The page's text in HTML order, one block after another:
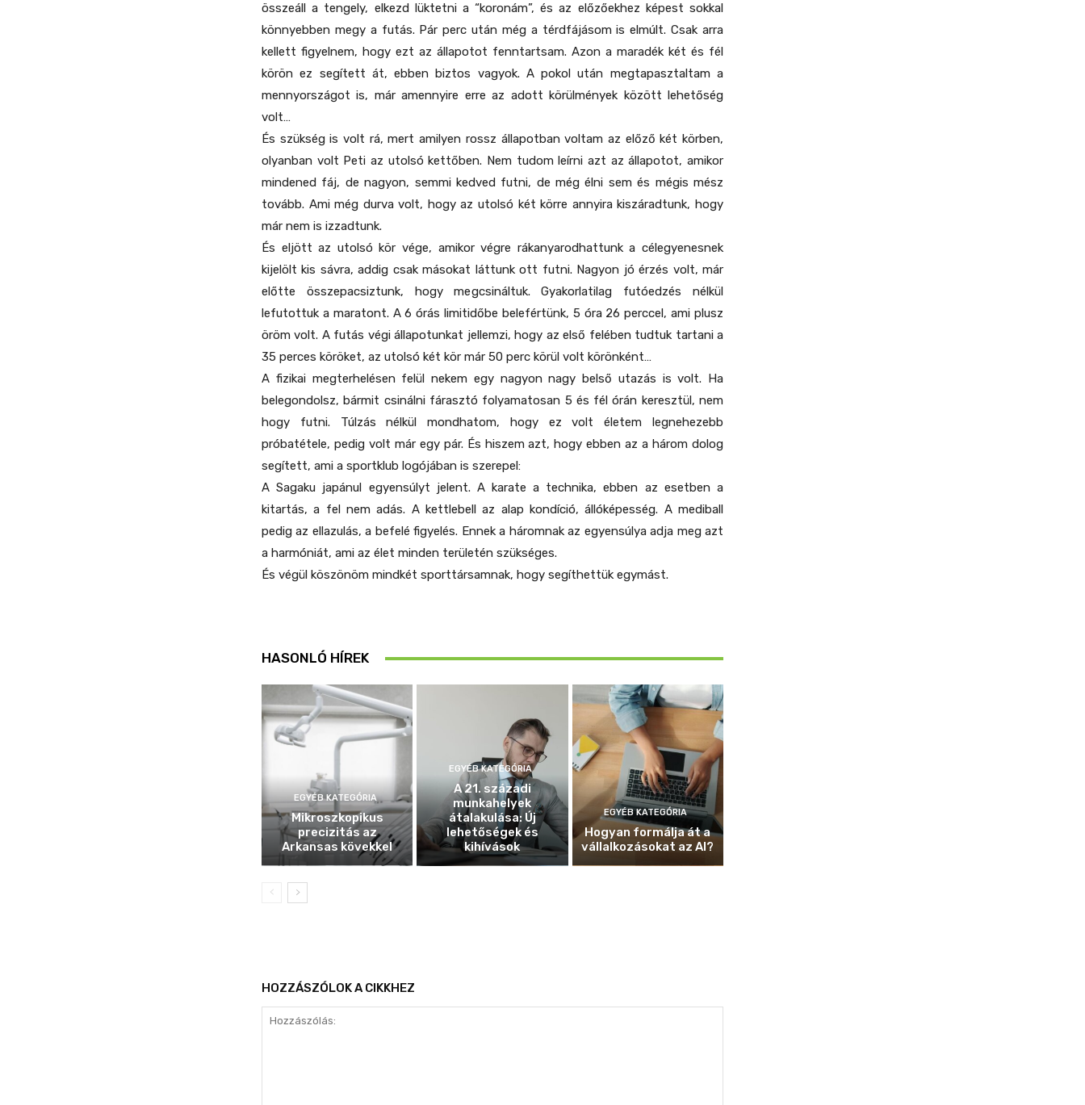
összeáll a tengely, elkezd lüktetni a “koronám”, és az előzőekhez képest sokkal
könnyebben megy a futás. Pár perc után még a térdfájásom is elmúlt. Csak arra
kellett figyelnem, hogy ezt az állapotot fenntartsam. Azon a maradék két és fél
körön ez segített át, ebben biztos vagyok. A pokol után megtapasztaltam a
mennyországot is, már amennyire erre az adott körülmények között lehetőség
volt…
És szükség is volt rá, mert amilyen rossz állapotban voltam az előző két körben,
olyanban volt Peti az utolsó kettőben. Nem tudom leírni azt az állapotot, amikor
mindened fáj, de nagyon, semmi kedved futni, de még élni sem és mégis mész
tovább. Ami még durva volt, hogy az utolsó két körre annyira kiszáradtunk, hogy
már nem is izzadtunk.
És eljött az utolsó kör vége, amikor végre rákanyarodhattunk a célegyenesnek
kijelölt kis sávra, addig csak másokat láttunk ott futni. Nagyon jó érzés volt, már
előtte összepacsiztunk, hogy megcsináltuk. Gyakorlatilag futóedzés nélkül
lefutottuk a maratont. A 6 órás limitidőbe belefértünk, 5 óra 26 perccel, ami plusz
öröm volt. A futás végi állapotunkat jellemzi, hogy az első felében tudtuk tartani a
35 perces köröket, az utolsó két kör már 50 perc körül volt körönként…
A fizikai megterhelésen felül nekem egy nagyon nagy belső utazás is volt. Ha
belegondolsz, bármit csinálni fárasztó folyamatosan 5 és fél órán keresztül, nem
hogy futni. Túlzás nélkül mondhatom, hogy ez volt életem legnehezebb
próbatétele, pedig volt már egy pár. És hiszem azt, hogy ebben az a három dolog
segített, ami a sportklub logójában is szerepel:
A Sagaku japánul egyensúlyt jelent. A karate a technika, ebben az esetben a
kitartás, a fel nem adás. A kettlebell az alap kondíció, állóképesség. A mediball
pedig az ellazulás, a befelé figyelés. Ennek a háromnak az egyensúlya adja meg azt
a harmóniát, ami az élet minden területén szükséges.
És végül köszönöm mindkét sporttársamnak, hogy segíthettük egymást.
HASONLÓ HÍREK
EGYÉB KATEGÓRIA
Mikroszkopikus
precizitás az
Arkansas kövekkel
EGYÉB KATEGÓRIA
A 21. századi
munkahelyek
átalakulása: Új
lehetőségek és
kihívások
EGYÉB KATEGÓRIA
Hogyan formálja át a
vállalkozásokat az AI?
HOZZÁSZÓLOK A CIKKHEZ